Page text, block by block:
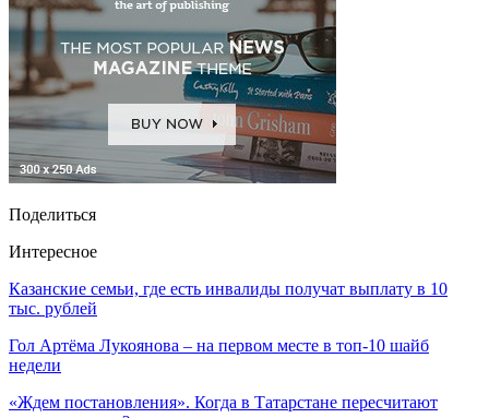
Поделиться
Интересное
Казанские семьи, где есть инвалиды получат выплату в 10
тыс. рублей
Гол Артёма Лукоянова – на первом месте в топ-10 шайб
недели
«Ждем постановления». Когда в Татарстане пересчитают